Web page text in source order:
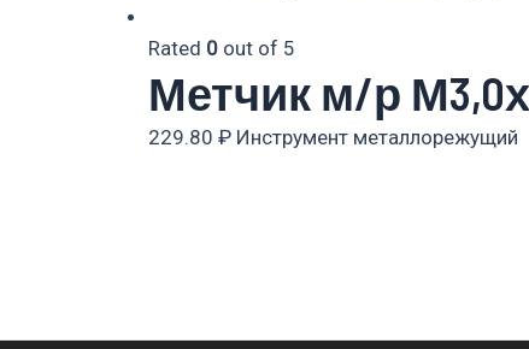
Rated 0 out of 5
Метчик м/р
229.80 ₽ Инструмент металлорежущий